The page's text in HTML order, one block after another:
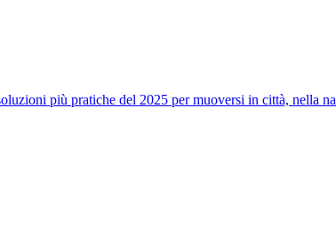
più pratiche del 2025 per muoversi in città, nella